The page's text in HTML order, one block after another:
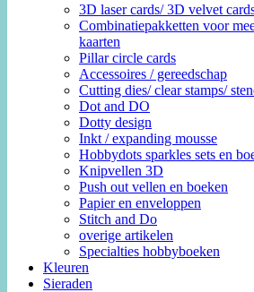
3D laser cards/ 3D velvet
Combinatiepakketten voor
kaarten
Pillar circle cards
Accessoires / gereedschap
Cutting dies/ clear stamps/
Dot and DO
Dotty design
Inkt / expanding mousse
Hobbydots sparkles sets en
Knipvellen 3D
Push out vellen en boeken
Papier en enveloppen
Stitch and Do
overige artikelen
Specialties hobbyboeken
Kleuren
Sieraden